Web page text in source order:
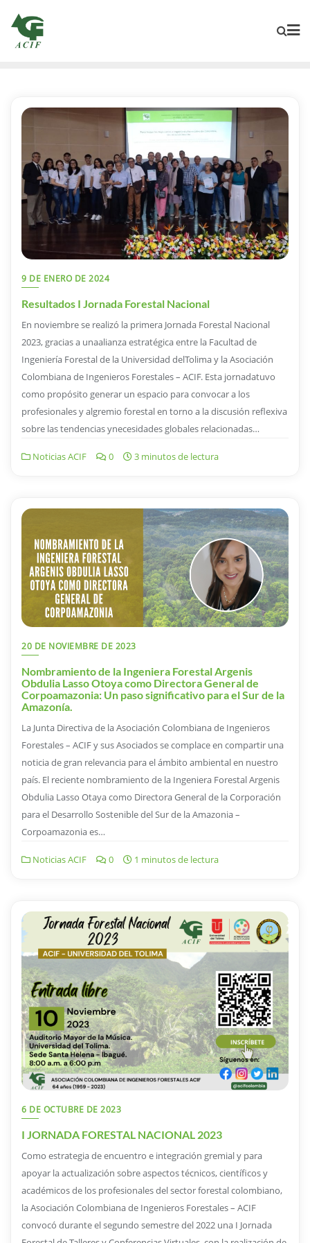
9 DE ENERO DE 2024
Resultados I Jornada Forestal Nacional
En noviembre se realizó la primera Jornada Forestal Nacional
2023, gracias a unaalianza estratégica entre la Facultad de
Ingeniería Forestal de la Universidad delTolima y la Asociación
Colombiana de Ingenieros Forestales – ACIF. Esta jornadatuvo
como propósito generar un espacio para convocar a los
profesionales y algremio forestal en torno a la discusión reflexiva
sobre las tendencias ynecesidades globales relacionadas…
Noticias ACIF 0 3 minutos de lectura
20 DE NOVIEMBRE DE 2023
Nombramiento de la Ingeniera Forestal Argenis
Obdulia Lasso Otoya como Directora General de
Corpoamazonia: Un paso significativo para el Sur de la
Amazonía.
La Junta Directiva de la Asociación Colombiana de Ingenieros
Forestales – ACIF y sus Asociados se complace en compartir una
noticia de gran relevancia para el ámbito ambiental en nuestro
país. El reciente nombramiento de la Ingeniera Forestal Argenis
Obdulia Lasso Otaya como Directora General de la Corporación
para el Desarrollo Sostenible del Sur de la Amazonia –
Corpoamazonia es…
Noticias ACIF 0 1 minutos de lectura
6 DE OCTUBRE DE 2023
I JORNADA FORESTAL NACIONAL 2023
Como estrategia de encuentro e integración gremial y para
apoyar la actualización sobre aspectos técnicos, científicos y
académicos de los profesionales del sector forestal colombiano,
la Asociación Colombiana de Ingenieros Forestales – ACIF
convocó durante el segundo semestre del 2022 una I Jornada